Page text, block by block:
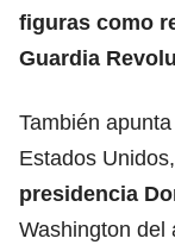
figuras como
Guardia
También
Estados
presidencia
Washington del